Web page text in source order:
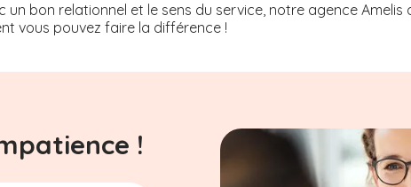
un bon relationnel et le sens du service, notre agence
vous pouvez faire la différence !
!